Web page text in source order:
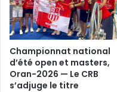
Championnat national
d’été open et masters,
Oran-2026 — Le CRB
s’adjuge le titre